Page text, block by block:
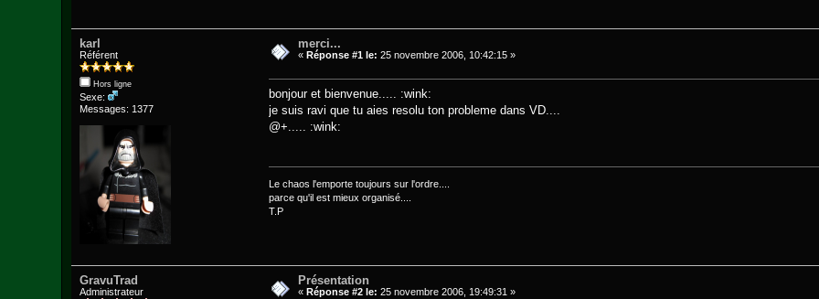
karl
Référent
Hors ligne
Sexe:
Messages: 1377
merci...
«Réponse #1 le: 25 novembre 2006, 10:42:15 »
bonjour et bienvenue..... :wink:
je suis ravi que tu aies resolu ton probleme dans VD....
@+..... :wink:
Le chaos l'emporte toujours sur l'ordre....
parce qu'il est mieux organisé....
T.P
GravuTrad
Administrateur
Présentation
«Réponse #2 le: 25 novembre 2006, 19:49:31 »